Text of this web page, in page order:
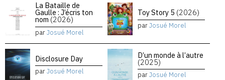
La Bataille de
Gaulle : J’écris ton
nom (2026)
parJosué Morel
Toy Story 5 (2026)
parJosué Morel
Disclosure Day
parJosué Morel
D’un monde à l’autre
(2025)
parJosué Morel